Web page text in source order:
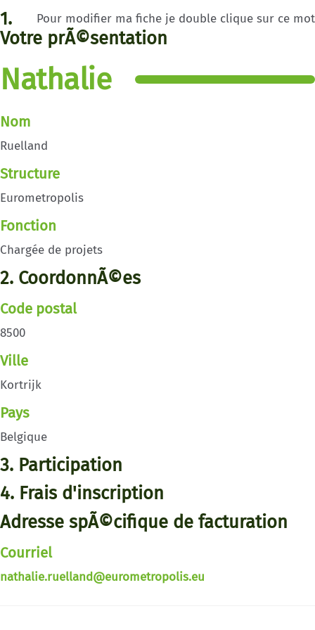
Pour modifier ma fiche je double clique sur ce mot
1.
Votre prÃ©sentation
Nathalie
Nom
Ruelland
Structure
Eurometropolis
Fonction
Chargée de projets
2. CoordonnÃ©es
Code postal
8500
Ville
Kortrijk
Pays
Belgique
3. Participation
4. Frais d'inscription
Adresse spÃ©cifique de facturation
Courriel
nathalie.ruelland@eurometropolis.eu